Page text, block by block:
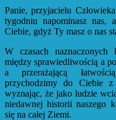
Panie, przyjacielu
tygodniu napominasz nas,
Ciebie, gdyż Ty masz o nas
W czasach naznaczonych
między sprawiedliwością a
a przerażającą
przychodzimy do Ciebie
wyznając, że jako ludzie
niedawnej historii naszego
się na całej Ziemi.